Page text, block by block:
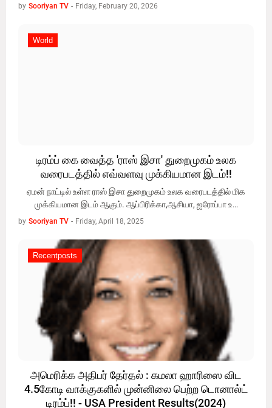
by Sooriyan TV - Friday, February 20, 2026
World
World
டிரம்ப் கை வைத்த 'ராஸ் இசா' துறைமுகம் உலக
வரைபடத்தில் எவ்வளவு முக்கியமான இடம்!!
ஏமன் நாட்டில் உள்ள ராஸ் இசா துறைமுகம் உலக வரைபடத்தில் மிக
முக்கியமான இடம் ஆகும். ஆப்பிரிக்கா,ஆசியா, ஐரோப்பா உ…
by Sooriyan TV - Friday, April 18, 2025
Recentposts
Recentposts
அமெரிக்க அதிபர் தேர்தல் : கமலா ஹாரிஸை விட
4.5கோடி வாக்குகளில் முன்னிலை பெற்ற டொனால்ட்
டிரம்ப்!! - USA President Results(2024)